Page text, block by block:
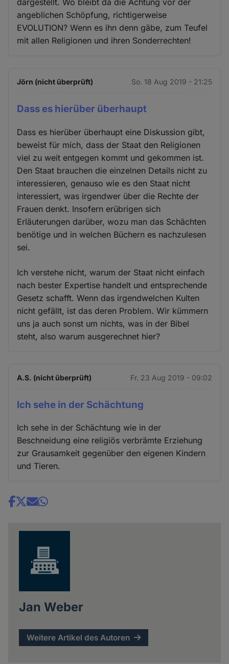
angeblichen Schöpfung, richtigerweise
EVOLUTION? Wenn es ihn denn gäbe, zum Teufel
mit allen Religionen und ihren Sonderrechten!
Jörn (nicht überprüft) So. 18 Aug 2019 - 21:25
Dass es hierüber überhaupt
Dass es hierüber überhaupt eine Diskussion gibt,
beweist für mich, dass der Staat den Religionen
viel zu weit entgegen kommt und gekommen ist.
Den Staat brauchen die einzelnen Details nicht zu
interessieren, genauso wie es den Staat nicht
interessiert, was irgendwer über die Rechte der
Frauen denkt. Insofern erübrigen sich
Erläuterungen darüber, wozu man das Schächten
benötige und in welchen Büchern es nachzulesen
sei.
Ich verstehe nicht, warum der Staat nicht einfach
nach bester Expertise handelt und entsprechende
Gesetz schafft. Wenn das irgendwelchen Kulten
nicht gefällt, ist das deren Problem. Wir kümmern
uns ja auch sonst um nichts, was in der Bibel
steht, also warum ausgerechnet hier?
A.S. (nicht überprüft) Fr. 23 Aug 2019 - 09:02
Ich sehe in der Schächtung
Ich sehe in der Schächtung wie in der
Beschneidung eine religiös verbrämte Erziehung
zur Grausamkeit gegenüber den eigenen Kindern
und Tieren.
Share
Jan Weber
Weitere Artikel des Autoren